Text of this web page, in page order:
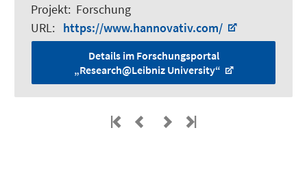
Projekt: Forschung
URL: https://www.hannovativ.com/
Details im Forschungsportal
„Research@Leibniz University“